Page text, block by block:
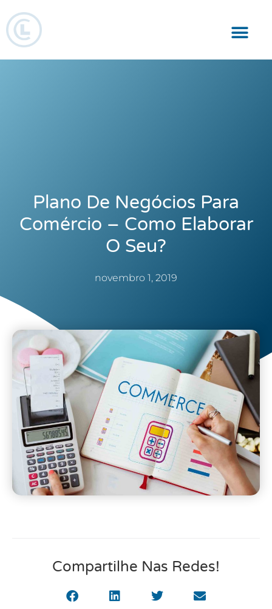
Plano De Negócios Para
Comércio – Como Elaborar
O Seu?
novembro 1, 2019
Compartilhe Nas Redes!